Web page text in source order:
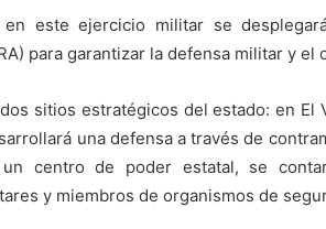
este ejercicio militar se
para garantizar la defensa militar y el
sitios estratégicos del estado: en El
una defensa a través de
un centro de poder estatal, se
y miembros de organismos de